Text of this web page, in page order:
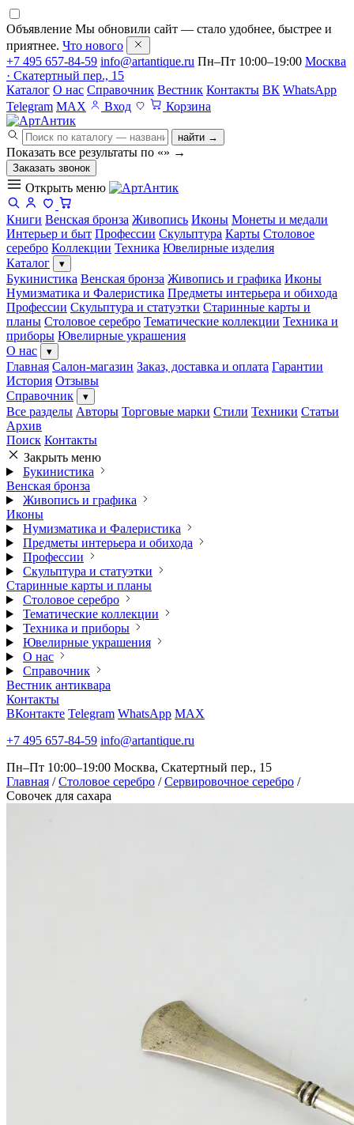
Объявление Мы обновили сайт — стало удобнее, быстрее и
приятнее. Что нового
+7 495 657-84-59 info@artantique.ru Пн–Пт 10:00–19:00 Москва
· Скатертный пер., 15
Каталог О нас Справочник Вестник Контакты ВК WhatsApp
Telegram MAX Вход Корзина
найти →
Показать все результаты по «» →
Заказать звонок
Открыть меню
Книги Венская бронза Живопись Иконы Монеты и медали
Интерьер и быт Профессии Скульптура Карты Столовое
серебро Коллекции Техника Ювелирные изделия
Каталог
▾
Букинистика Венская бронза Живопись и графика Иконы
Нумизматика и Фалеристика Предметы интерьера и обихода
Профессии Скульптура и статуэтки Старинные карты и
планы Столовое серебро Тематические коллекции Техника и
приборы Ювелирные украшения
О нас
▾
Главная Салон-магазин Заказ, доставка и оплата Гарантии
История Отзывы
Справочник
▾
Все разделы Авторы Торговые марки Стили Техники Статьи
Архив
Поиск Контакты
Закрыть меню
Букинистика
Венская бронза
Живопись и графика
Иконы
Нумизматика и Фалеристика
Предметы интерьера и обихода
Профессии
Скульптура и статуэтки
Старинные карты и планы
Столовое серебро
Тематические коллекции
Техника и приборы
Ювелирные украшения
О нас
Справочник
Вестник антиквара
Контакты
ВКонтакте Telegram WhatsApp MAX
+7 495 657-84-59 info@artantique.ru
Пн–Пт 10:00–19:00 Москва, Скатертный пер., 15
Главная / Столовое серебро / Сервировочное серебро /
Совочек для сахара